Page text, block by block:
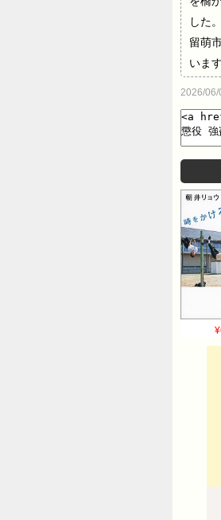
した
留萌
いま
2026/06/